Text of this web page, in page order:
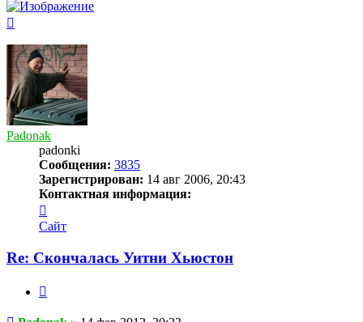
началу
Padonak
padonki
Сообщения: 3835
Зарегистрирован: 14 авг 2006, 20:43
Контактная информация:
информация
пользователя
Сайт
Re: Скончалась Уитни Хьюстон
Сообщение